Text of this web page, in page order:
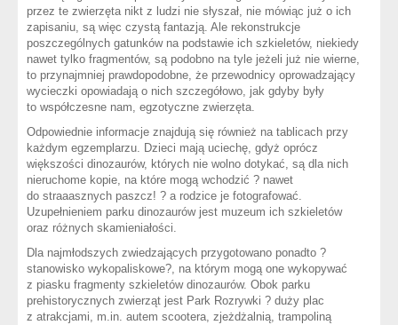
przez te zwierzęta nikt z ludzi nie słyszał, nie mówiąc już o ich
zapisaniu, są więc czystą fantazją. Ale rekonstrukcje
poszczególnych gatunków na podstawie ich szkieletów, niekiedy
nawet tylko fragmentów, są podobno na tyle jeżeli już nie wierne,
to przynajmniej prawdopodobne, że przewodnicy oprowadzający
wycieczki opowiadają o nich szczegółowo, jak gdyby były
to współczesne nam, egzotyczne zwierzęta.
Odpowiednie informacje znajdują się również na tablicach przy
każdym egzemplarzu. Dzieci mają uciechę, gdyż oprócz
większości dinozaurów, których nie wolno dotykać, są dla nich
nieruchome kopie, na które mogą wchodzić ? nawet
do straaasznych paszcz! ? a rodzice je fotografować.
Uzupełnieniem parku dinozaurów jest muzeum ich szkieletów
oraz różnych skamieniałości.
Dla najmłodszych zwiedzających przygotowano ponadto ?
stanowisko wykopaliskowe?, na którym mogą one wykopywać
z piasku fragmenty szkieletów dinozaurów. Obok parku
prehistorycznych zwierząt jest Park Rozrywki ? duży plac
z atrakcjami, m.in. autem scootera, zjeżdżalnią, trampoliną